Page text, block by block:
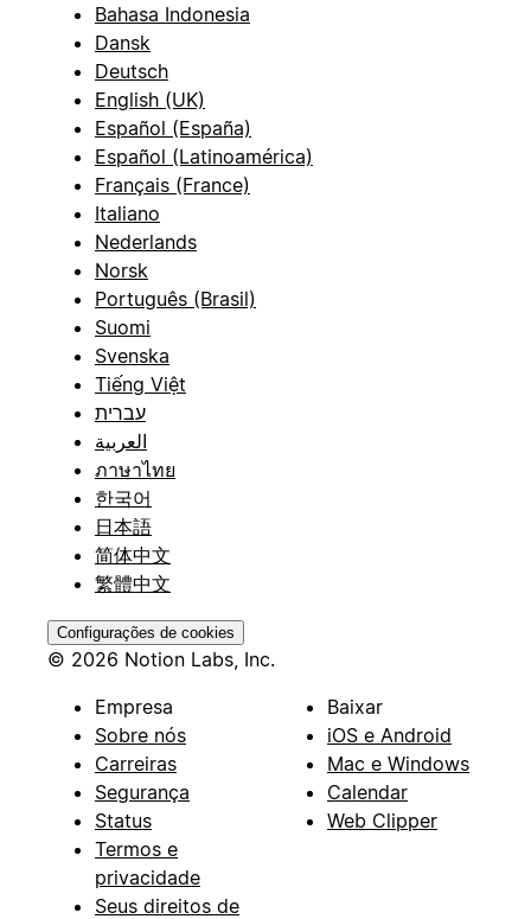
Bahasa Indonesia
Dansk
Deutsch
English (UK)
Español (España)
Español (Latinoamérica)
Français (France)
Italiano
Nederlands
Norsk
Português (Brasil)
Suomi
Svenska
Tiếng Việt
עברית
العربية
ภาษาไทย
한국어
日本語
简体中文
繁體中文
Configurações de cookies
© 2026 Notion Labs, Inc.
Empresa
Sobre nós
Carreiras
Segurança
Status
Termos e
privacidade
Seus direitos de
Baixar
iOS e Android
Mac e Windows
Calendar
Web Clipper